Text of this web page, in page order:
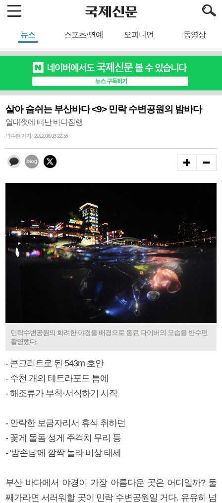
뉴스 스포츠·연예 오피니언 동영상
살아 숨쉬는 부산바다 <9> 민락 수변공원의 밤바다
열대夜에 떠난 바다잠행
박수현 기자 | 2012.08.08 22:35
민락수변공원의 화려한 야경을 배경으로 동료 다이버의 모습을 반수면
촬영했다.
- 콘크리트로 된 543m 호안
- 수천 개의 테트라포드 틈에
- 해조류가 부착·서식하기 시작
- 안락한 보금자리서 휴식 취하던
- 꽃게 돌돔 성게 주걱치 무리 등
- '밤손님'에 깜짝 놀라 비상 태세
부산 바다에서 야경이 가장 아름다운 곳은 어디일까? 둘
째가라면 서러워할 곳이 민락 수변공원일 거다. 유유히 넘